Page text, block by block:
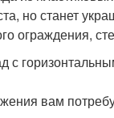
но станет
ограждения,
с
вам